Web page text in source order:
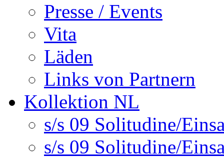
Presse / Events
Vita
Läden
Links von Partnern
Kollektion NL
s/s 09 Solitudine/
s/s 09 Solitudine/